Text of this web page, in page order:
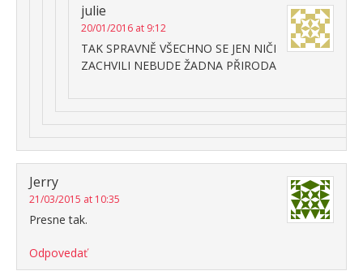
julie
20/01/2016 at 9:12
TAK SPRAVNĚ VŠECHNO SE JEN NIČI
ZACHVILI NEBUDE ŽADNA PŘIRODA
Jerry
21/03/2015 at 10:35
Presne tak.
Odpovedať